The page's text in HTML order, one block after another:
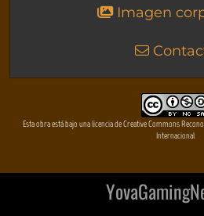
Imagen
Esta obra está bajo una licencia de Creative Commons
Internacional